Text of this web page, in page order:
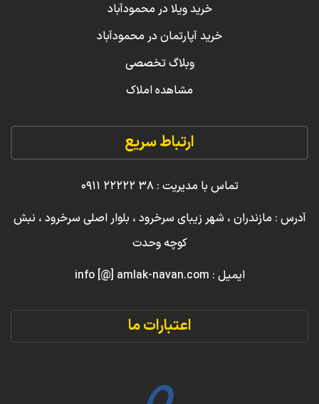
خرید ویلا در محمودآباد
خرید آپارتمان در محمودآباد
وبلاگ تخصصی
مشاهده املاک
ارتباط سریع
تماس با مدیریت : ۳۸ ۲۲۲۲۲ ۰۹۱۱
آدرس : مازندران ، شهر زیبای سرخرود ، بلوار اصلی سرخرود ، نبش
کوچه وحدت
ایمیل : info [@] amlak-navan.com
اعتبارات ما